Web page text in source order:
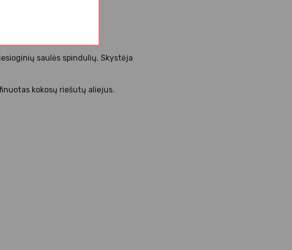
pakaitalas.
saulės spindulių. Skystėja
kokosų riešutų aliejus.